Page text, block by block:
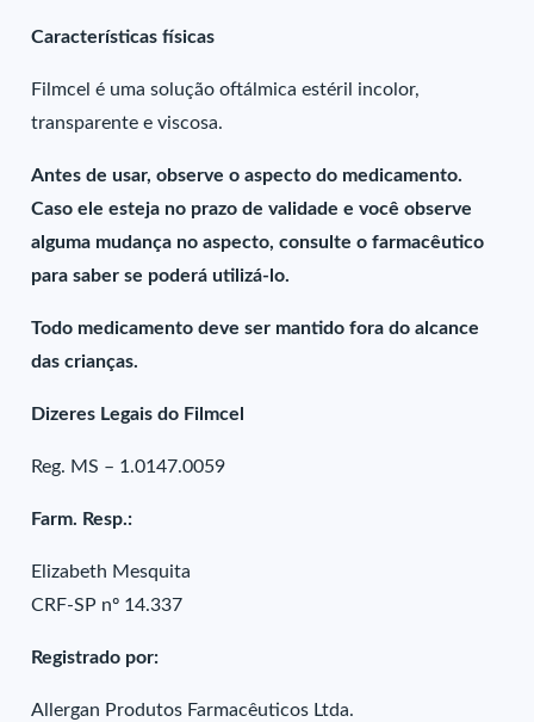
Características físicas
Filmcel é uma solução oftálmica estéril incolor,
transparente e viscosa.
Antes de usar, observe o aspecto do medicamento.
Caso ele esteja no prazo de validade e você observe
alguma mudança no aspecto, consulte o farmacêutico
para saber se poderá utilizá-lo.
Todo medicamento deve ser mantido fora do alcance
das crianças.
Dizeres Legais do Filmcel
Reg. MS – 1.0147.0059
Farm. Resp.:
Elizabeth Mesquita
CRF-SP nº 14.337
Registrado por:
Allergan Produtos Farmacêuticos Ltda.